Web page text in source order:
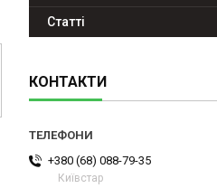
Статті
КОНТАКТИ
+380 (68) 088-79-35
Київстар